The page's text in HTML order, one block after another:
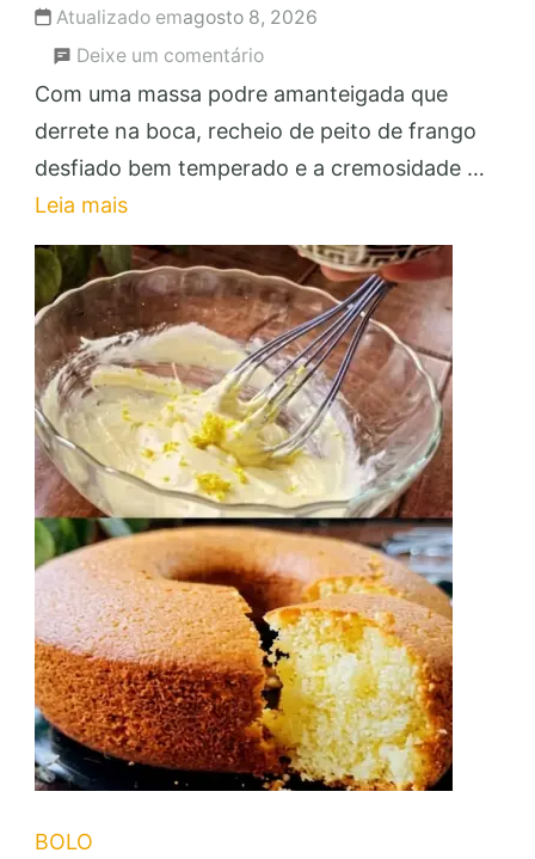
Atualizado emagosto 8, 2026
Deixe um comentárioem
Empadão
de
Frango
Requeijão:
Faça
e
Venda
para
Lucrar!
Com uma massa podre amanteigada que
derrete na boca, recheio de peito de frango
desfiado bem temperado e a cremosidade …
Leia mais
BOLO